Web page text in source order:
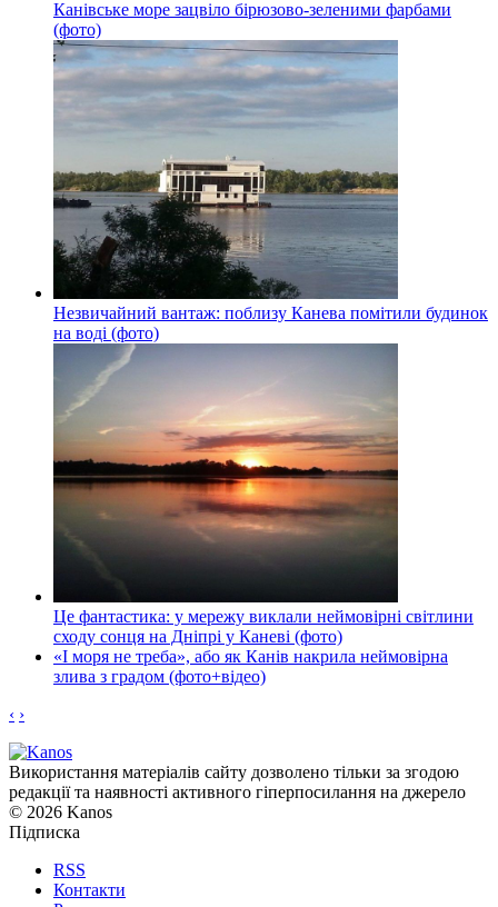
Канівське море зацвіло бірюзово-зеленими фарбами
(фото)
Незвичайний вантаж: поблизу Канева помітили будинок
на воді (фото)
Це фантастика: у мережу виклали неймовірні світлини
сходу сонця на Дніпрі у Каневі (фото)
«І моря не треба», або як Канів накрила неймовірна
злива з градом (фото+відео)
‹ ›
Використання матеріалів сайту дозволено тільки за згодою
редакції та наявності активного гіперпосилання на джерело
© 2026 Kanos
Підписка
RSS
Контакти